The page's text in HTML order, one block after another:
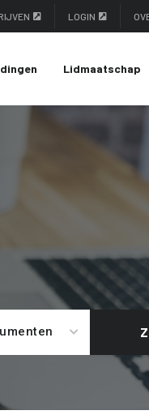
LOGIN
Lidmaatschap